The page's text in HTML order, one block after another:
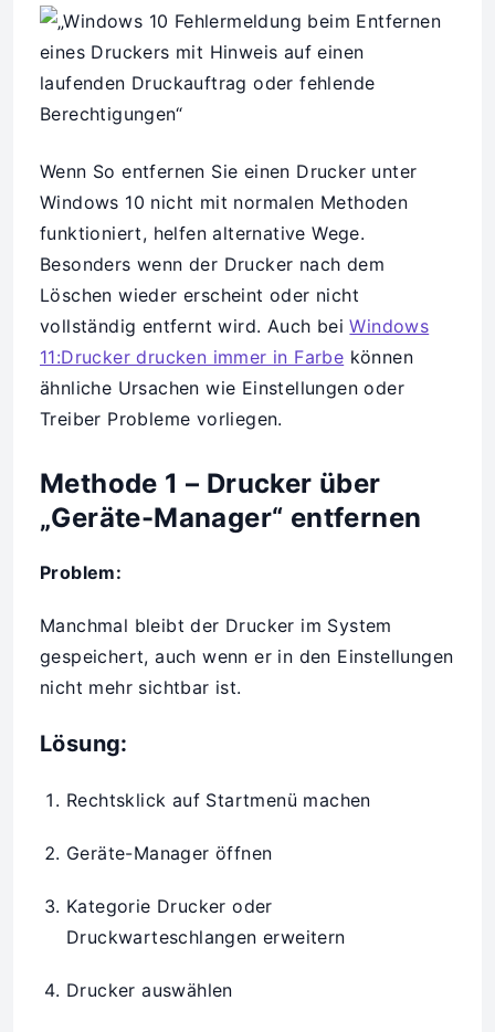
Wenn So entfernen Sie einen Drucker unter
Windows 10 nicht mit normalen Methoden
funktioniert, helfen alternative Wege.
Besonders wenn der Drucker nach dem
Löschen wieder erscheint oder nicht
vollständig entfernt wird. Auch beiWindows
11:Drucker drucken immer in Farbe können
ähnliche Ursachen wie Einstellungen oder
Treiber Probleme vorliegen.
Methode 1 – Drucker über
„Geräte-Manager“ entfernen
Problem:
Manchmal bleibt der Drucker im System
gespeichert, auch wenn er in den Einstellungen
nicht mehr sichtbar ist.
Lösung:
Rechtsklick auf Startmenü machen
Geräte-Manager öffnen
Kategorie Drucker oder
Druckwarteschlangen erweitern
Drucker auswählen